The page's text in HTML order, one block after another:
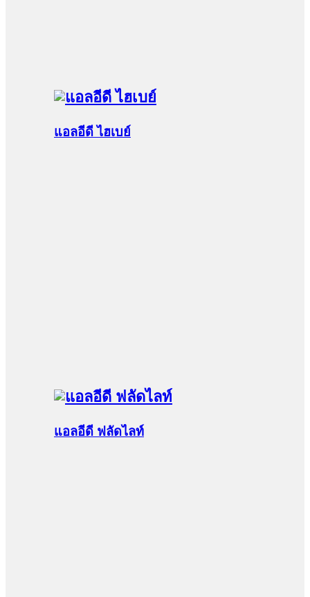
แอลอีดี ไฮเบย์
แอลอีดี ฟลัดไลท์